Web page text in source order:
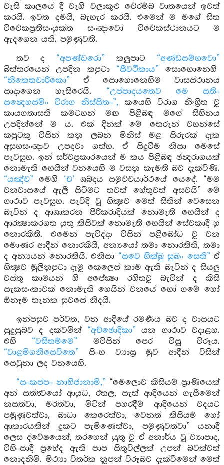
වැසි කාලයේ දී වැහි වලාකුළු වේරම්බ වාතයෙන් ඉවත්
කරයි. ඉවත දමයි, බැහැර කරයි. එමෙන් ම මගේ සිත
විවේකප්‍රතිසංයුක්ත සංඥාවෝ විවේකස්ථානයට ම
ඇදගෙන යති. පමුණුවති.
තව ද “අපණ්ඩරො” කලුපාට “අණ්ඩසම්භවො”
බිත්තරයෙන් උපදින කපුටා “සීවථිකාය” සොහොනෙහි
“නිකෙතචාරිකො” ඒ සොහොනෙහිම වාසස්ථානය
සාදාගෙන හැසිරෙයි. “උප්පාදයතෙව මෙ සතිං
සන්‍දෙහස්මිං විරාග නිස්සිතං”, කයෙහි විරාග නිඃශ්‍රිත වූ
කායගතාසති කමටහන් මඟ පිළිබඳ මගේ සිහිනය
උපදින්නේ ම ය. එක් දිනක් මේ තෙරුන් වහන්සේ
කපුටකු විසින් කනු ලබන මිනිස් මළ සිරුරක් දැක
අසුභසංඥාව උපදවා ගත්හ. ඒ සිදුවීම නිසා මෙසේ
පැවසූහ. ඉන් සර්වප්‍රකාරයෙන් ම කය පිළිබඳ ඡන්‍දරාගයක්
නොමැති හෙයින් වනයෙහි ම වසනු කැමති බව දැක්විණි.
“යඤ්ච” මෙහි ‘ච’ ශබ්දය සමුච්චයාර්ථයේ යෙදේ. “මම
වනවාසයේ ඇලී සිටීමට තවත් හේතුවත් අසවයි” මේ
ගාථාව පැවසූහ. පැවිදි වූ භික්‍ෂුව මෙත් සිතින් වෙසෙන
බැවින් ද ආශාකරන පිරිකරාදියක් නොමැති හෙයින් ද
ආරක්‍ෂාකරගත යුතු කිසිවක් නොමැති හෙයින් සේවකාදී හු
නොරකිති. එමෙන් පැවිද්දා විසින් පළිබෝධ වූ වන
මොණර ආදීන් නොරකියි, අන්‍යයෝ තමා නොරකිති, තමා
ද අන්‍යයන් නොරකියි. එනිසා “සවෙ භික්ඛු සුඛං සෙති” ඒ
භික්‍ෂුව මුලිනුපුටා දැමූ කෙලෙස් කාම ඇති බැවින් ද සියලු
වස්තු කාමයන් හි අපේක්‍ෂා රහිතවූ බැවින් ද කිසි
සැකසංකාවක් නොමැති හෙයින් වනයේ හෝ ගමේ හෝ
ඕනෑම තැනක සුවසේ නිදයි.
ඉන්පසුව පර්වත, වන ආදියේ රමණීය බව ද වාසයට
සුදුසුබව ද දක්වමින් “අච්ඡොදිකා” යන ගාථාව වදාළහ.
එහි “වසිතම්මෙ” මවිසින් පෙර විසූ විරූය.
“වාළමිගනිසෙවිතෙ” සිංහ ව්‍යාඝ්‍ර මුව ආදීන් විසින්
සෙවුනා ලද වනයෙහි.
“සංකප්පං නාභිජානාමි,” “මෙලොව කිසියම් ප්‍රාණියෙක්
අන් සත්ත්‍වයෝ ආයුධ, ඊතල, සැත් ආදියෙන් ගැසීමෙන්
නසත්වා, මරත්වා, මිටින් පහරදීම් ආදියෙන් වදයට
පමුණුවත්වා, බාධා කෙරෙත්වා, වෙනත් කිසියම් හෝ
ආකාරයකින් දුකට පැමිණෙත්වා, පමුණුවත්වා” යනාදී
ලෙස ද්වේෂයෙන්, තරහෙන් යුතු වූ ඒ අනාර්ය වූ ව්‍යාපාද,
විහිංසාදී ප්‍රභේද ඇති පාප සිතුවිල්ලක් උපන් බවක්වත්
නොදනිමි. මිථ්‍යා විතර්ක නූපන් විරූබව දැක්වීමෙන් මෙත්